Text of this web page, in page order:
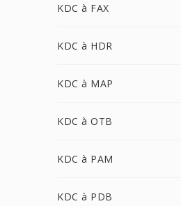
KDC à FAX
KDC à HDR
KDC à MAP
KDC à OTB
KDC à PAM
KDC à PDB